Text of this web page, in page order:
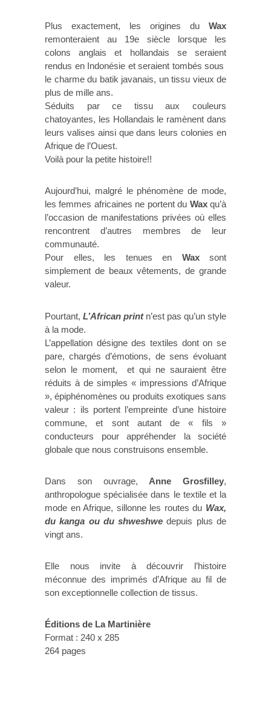
Plus exactement, les origines du Wax
remonteraient au 19e siècle lorsque les
colons anglais et hollandais se seraient
rendus en Indonésie et seraient tombés sous
le charme du batik javanais, un tissu vieux de
plus de mille ans.
Séduits par ce tissu aux couleurs
chatoyantes, les Hollandais le ramènent dans
leurs valises ainsi que dans leurs colonies en
Afrique de l’Ouest.
Voilà pour la petite histoire!!
Aujourd’hui, malgré le phénomène de mode,
les femmes africaines ne portent du Waxqu’à
l’occasion de manifestations privées où elles
rencontrent d’autres membres de leur
communauté.
Pour elles, les tenues en Waxsont
simplement de beaux vêtements, de grande
valeur.
Pourtant, L’African printn’est pas qu’un style
à la mode.
L’appellation désigne des textiles dont on se
pare, chargés d’émotions, de sens évoluant
selon le moment, et qui ne sauraient être
réduits à de simples « impressions d’Afrique
», épiphénomènes ou produits exotiques sans
valeur : ils portent l’empreinte d’une histoire
commune, et sont autant de « fils »
conducteurs pour appréhender la société
globale que nous construisons ensemble.
Dans son ouvrage, Anne Grosfilley,
anthropologue spécialisée dans le textile et la
mode en Afrique, sillonne les routes du Wax,
du kanga ou du shweshwe depuis plus de
vingt ans.
Elle nous invite à découvrir l’histoire
méconnue des imprimés d’Afrique au fil de
son exceptionnelle collection de tissus.
Éditions de La Martinière
Format : 240 x 285
264 pages